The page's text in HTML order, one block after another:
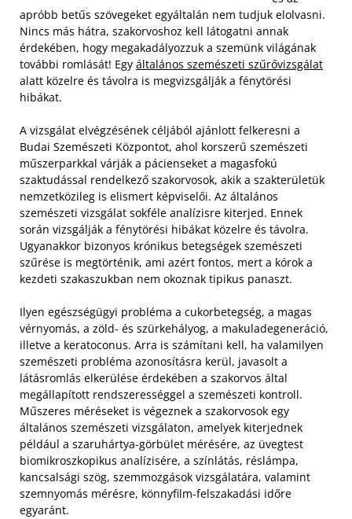
apróbb betűs szövegeket egyáltalán nem tudjuk elolvasni.
Nincs más hátra, szakorvoshoz kell látogatni annak
érdekében, hogy megakadályozzuk a szemünk világának
további romlását! Egy általános szemészeti szűrővizsgálat
alatt közelre és távolra is megvizsgálják a fénytörési
hibákat.
A vizsgálat elvégzésének céljából ajánlott felkeresni a
Budai Szemészeti Központot, ahol korszerű szemészeti
műszerparkkal várják a pácienseket a magasfokú
szaktudással rendelkező szakorvosok, akik a szakterületük
nemzetközileg is elismert képviselői. Az általános
szemészeti vizsgálat sokféle analízisre kiterjed. Ennek
során vizsgálják a fénytörési hibákat közelre és távolra.
Ugyanakkor bizonyos krónikus betegségek szemészeti
szűrése is megtörténik, ami azért fontos, mert a kórok a
kezdeti szakaszukban nem okoznak tipikus panaszt.
Ilyen egészségügyi probléma a cukorbetegség, a magas
vérnyomás, a zöld- és szürkehályog, a makuladegeneráció,
illetve a keratoconus. Arra is számítani kell, ha valamilyen
szemészeti probléma azonosításra kerül, javasolt a
látásromlás elkerülése érdekében a szakorvos által
megállapított rendszerességgel a szemészeti kontroll.
Műszeres méréseket is végeznek a szakorvosok egy
általános szemészeti vizsgálaton, amelyek kiterjednek
például a szaruhártya-görbület mérésére, az üvegtest
biomikroszkopikus analízisére, a színlátás, réslámpa,
kancsalsági szög, szemmozgások vizsgálatára, valamint
szemnyomás mérésre, könnyfilm-felszakadási időre
egyaránt.